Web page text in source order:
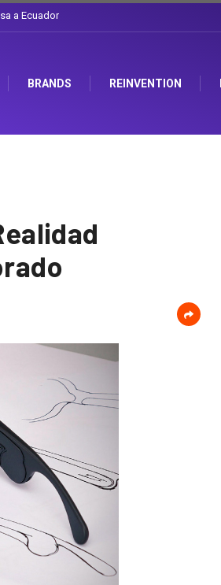
Favorita
BRANDS REINVENTION